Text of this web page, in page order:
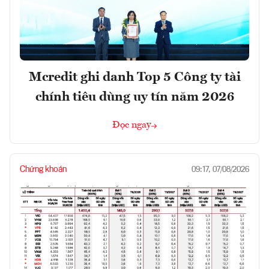
Mcredit ghi danh Top 5 Công ty tài
chính tiêu dùng uy tín năm 2026
Đọc ngay
Chứng khoán 09:17, 07/08/2026